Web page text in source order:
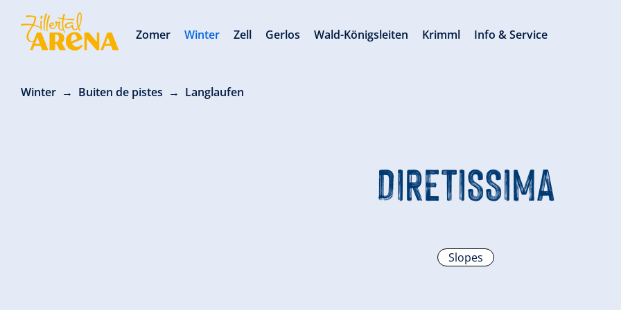
Winter Buiten de pistes Langlaufen
DIRETISSIMA
Slopes
Zomer Winter Zell Gerlos Wald-Königsleiten Krimml Info & Service